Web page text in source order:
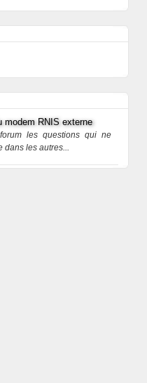
modem RNIS externe
les questions qui ne
dans les autres...